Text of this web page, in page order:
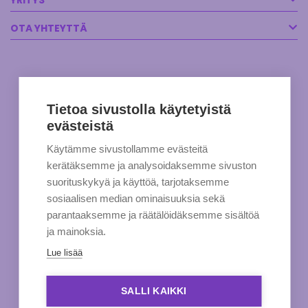
OTA YHTEYTTÄ
Tietoa sivustolla käytetyistä
evästeistä
Käytämme sivustollamme evästeitä
kerätäksemme ja analysoidaksemme sivuston
suorituskykyä ja käyttöä, tarjotaksemme
sosiaalisen median ominaisuuksia sekä
parantaaksemme ja räätälöidäksemme sisältöä
ja mainoksia.
Lue lisää
SALLI KAIKKI